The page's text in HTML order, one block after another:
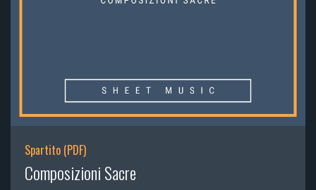
Spartito (PDF)
Composizioni Sacre